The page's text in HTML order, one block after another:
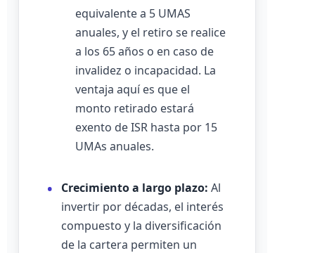
equivalente a 5 UMAS
anuales, y el retiro se realice
a los 65 años o en caso de
invalidez o incapacidad. La
ventaja aquí es que el
monto retirado estará
exento de ISR hasta por 15
UMAs anuales.
Crecimiento a largo plazo: Al
invertir por décadas, el interés
compuesto y la diversificación
de la cartera permiten un